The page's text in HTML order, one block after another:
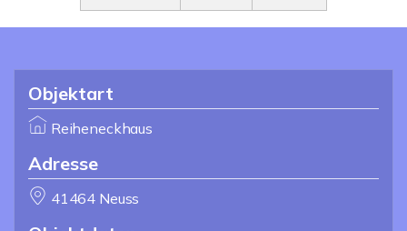
Objektart
Reiheneckhaus
Adresse
41464 Neuss